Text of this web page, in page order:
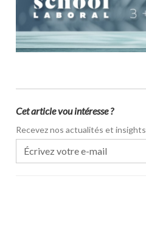
Cet article vou intéresse ?
Recevez nos actualités et insights